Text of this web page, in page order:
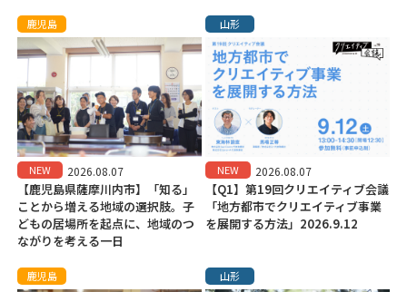
鹿児島
NEW 2026.08.07
【鹿児島県薩摩川内市】「知る」
ことから増える地域の選択肢。子
どもの居場所を起点に、地域のつ
ながりを考える一日
山形
NEW 2026.08.07
【Q1】第19回クリエイティブ会議
「地方都市でクリエイティブ事業
を展開する方法」2026.9.12
鹿児島 山形